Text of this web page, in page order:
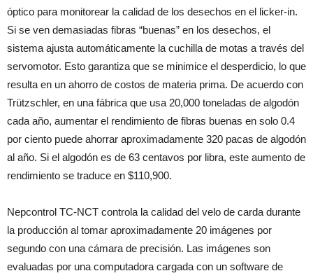
óptico para monitorear la calidad de los desechos en el licker-in.
Si se ven demasiadas fibras “buenas” en los desechos, el
sistema ajusta automáticamente la cuchilla de motas a través del
servomotor. Esto garantiza que se minimice el desperdicio, lo que
resulta en un ahorro de costos de materia prima. De acuerdo con
Trützschler, en una fábrica que usa 20,000 toneladas de algodón
cada año, aumentar el rendimiento de fibras buenas en solo 0.4
por ciento puede ahorrar aproximadamente 320 pacas de algodón
al año. Si el algodón es de 63 centavos por libra, este aumento de
rendimiento se traduce en $110,900.
Nepcontrol TC-NCT controla la calidad del velo de carda durante
la producción al tomar aproximadamente 20 imágenes por
segundo con una cámara de precisión. Las imágenes son
evaluadas por una computadora cargada con un software de